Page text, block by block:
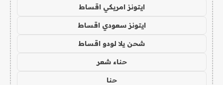
ايتونز امريكي اقساط
ايتونز سعودي اقساط
شحن يلا لودو اقساط
حناء شعر
حنا